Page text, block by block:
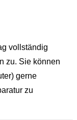
vollständig
zu. Sie können
gerne
zu